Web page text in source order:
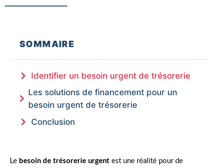
SOMMAIRE
Identifier un besoin urgent de trésorerie
Les solutions de financement pour un
besoin urgent de trésorerie
Conclusion
Le besoin de trésorerie urgent est une réalité pour de